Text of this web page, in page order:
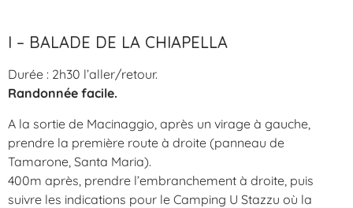
I – BALADE DE LA CHIAPELLA
Durée : 2h30 l’aller/retour.
Randonnée facile.
A la sortie de Macinaggio, après un virage à gauche,
prendre la première route à droite (panneau de
Tamarone, Santa Maria).
400m après, prendre l’embranchement à droite, puis
suivre les indications pour le Camping U Stazzu où la